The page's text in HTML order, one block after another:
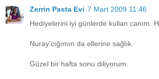
Zerrin Pasta Evi 7 Mart 2009 11:46
Hediyelerini iyi günlerde kullan canım.
Nuray'cığımın da ellerine sağlık.
Güzel bir hafta sonu diliyorum.